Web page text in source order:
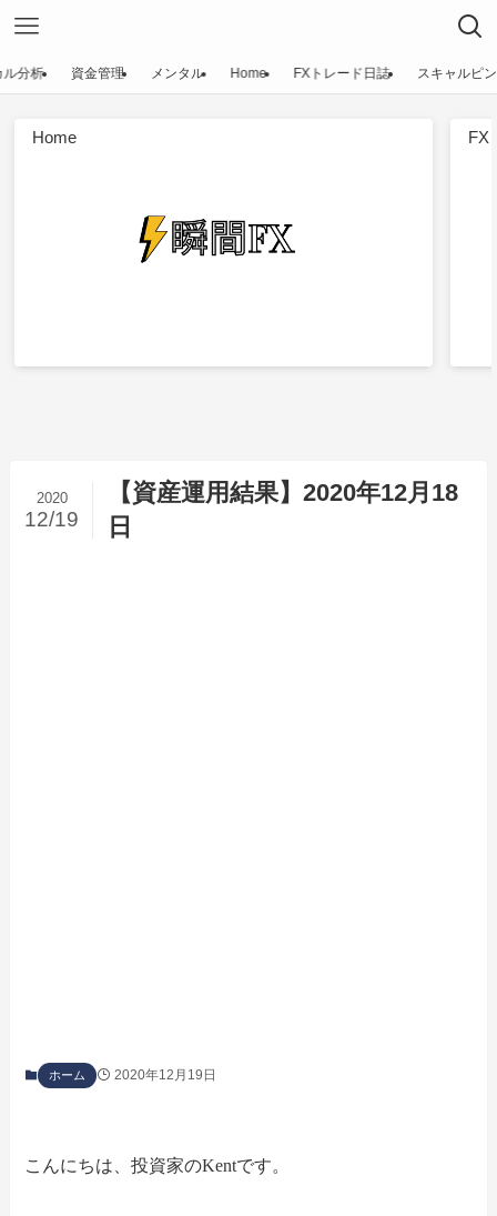
ル分析 資金管理 メンタル Home FXトレード日誌 スキャルピ
Home FX
【資産運用結果】2020年12月18
日
2020
12/19
ホーム 2020年12月19日
こんにちは、投資家のKentです。